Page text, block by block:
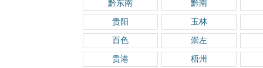
黔东南 黔南
贵阳 玉林
百色 崇左
贵港 梧州